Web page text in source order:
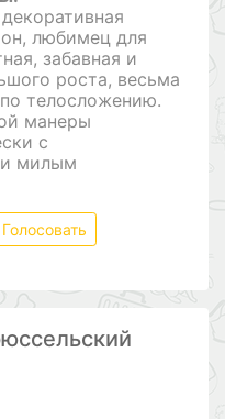
любимец для
забавная и
роста, весьма
телосложению.
манеры
с
и милым
Голосовать